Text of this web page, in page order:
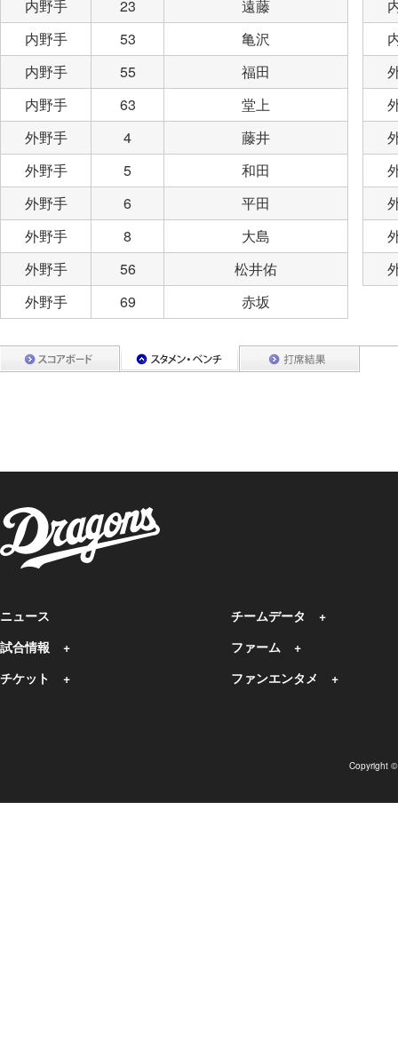
内野手
23
遠藤
内野手
53
亀沢
内野手
55
福田
内野手
63
堂上
外野手
4
藤井
外野手
5
和田
外野手
6
平田
外野手
8
大島
外野手
56
松井佑
外野手
69 赤坂
ニュース
試合情報
チケット
チームデータ
ファーム
ファンエンタメ
Copyright